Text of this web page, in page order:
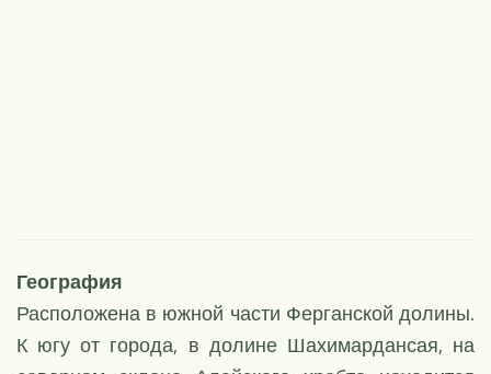
География
Расположена в южной части Ферганской долины.
К югу от города, в долине Шахимардансая, на